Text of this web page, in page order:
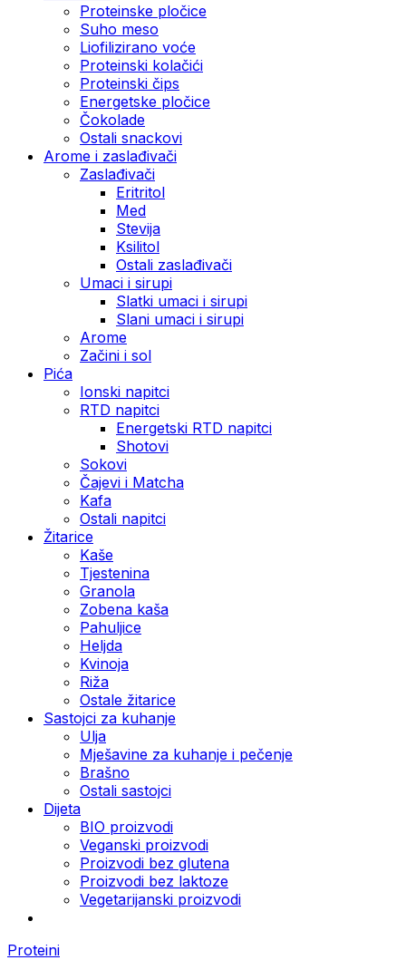
Proteinske pločice
Suho meso
Liofilizirano voće
Proteinski kolačići
Proteinski čips
Energetske pločice
Čokolade
Ostali snackovi
Arome i zaslađivači
Zaslađivači
Eritritol
Med
Stevija
Ksilitol
Ostali zaslađivači
Umaci i sirupi
Slatki umaci i sirupi
Slani umaci i sirupi
Arome
Začini i sol
Pića
Ionski napitci
RTD napitci
Energetski RTD napitci
Shotovi
Sokovi
Čajevi i Matcha
Kafa
Ostali napitci
Žitarice
Kaše
Tjestenina
Granola
Zobena kaša
Pahuljice
Heljda
Kvinoja
Riža
Ostale žitarice
Sastojci za kuhanje
Ulja
Mješavine za kuhanje i pečenje
Brašno
Ostali sastojci
Dijeta
BIO proizvodi
Veganski proizvodi
Proizvodi bez glutena
Proizvodi bez laktoze
Vegetarijanski proizvodi
Proteini